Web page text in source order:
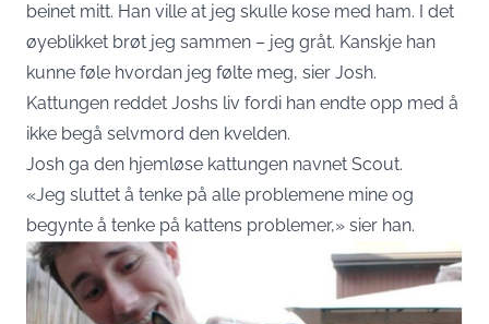
beinet mitt. Han ville at jeg skulle kose med ham. I det
øyeblikket brøt jeg sammen – jeg gråt. Kanskje han
kunne føle hvordan jeg følte meg, sier Josh.
Kattungen reddet Joshs liv fordi han endte opp med å
ikke begå selvmord den kvelden.
Josh ga den hjemløse kattungen navnet Scout.
«Jeg sluttet å tenke på alle problemene mine og
begynte å tenke på kattens problemer,» sier han.